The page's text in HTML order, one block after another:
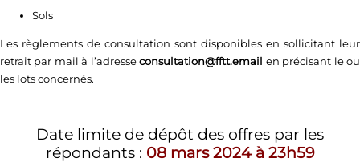
Sols
Les règlements de consultation sont disponibles en sollicitant leur
retrait par mail à l’adresseconsultation@fftt.email en précisant le ou
les lots concernés.
Date limite de dépôt des offres par les
répondants : 08 mars 2024 à 23h59